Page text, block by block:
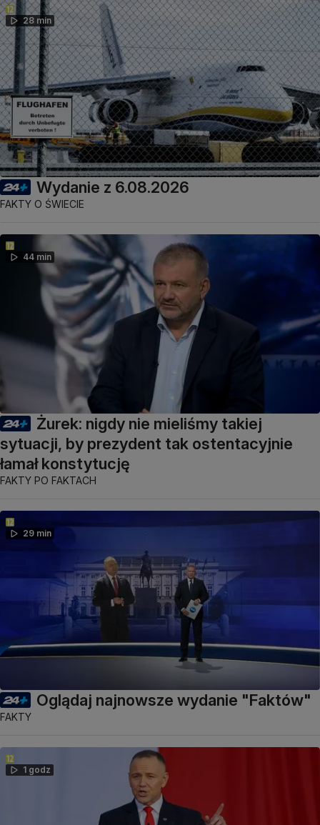
28 min
Wydanie z 6.08.2026
FAKTY O ŚWIECIE
44 min
Żurek: nigdy nie mieliśmy takiej
sytuacji, by prezydent tak ostentacyjnie
łamał konstytucję
FAKTY PO FAKTACH
29 min
Oglądaj najnowsze wydanie "Faktów"
FAKTY
1 godz